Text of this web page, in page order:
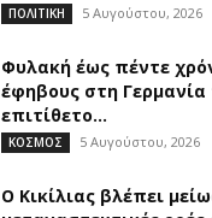
ΠΟΛΙΤΙΚΗ 5 Αυγούστου, 2026
Φυλακή έως πέντε
έφηβους στη
επιτίθετο...
ΚΟΣΜΟΣ 5 Αυγούστου, 2026
O Κικίλιας βλέπει